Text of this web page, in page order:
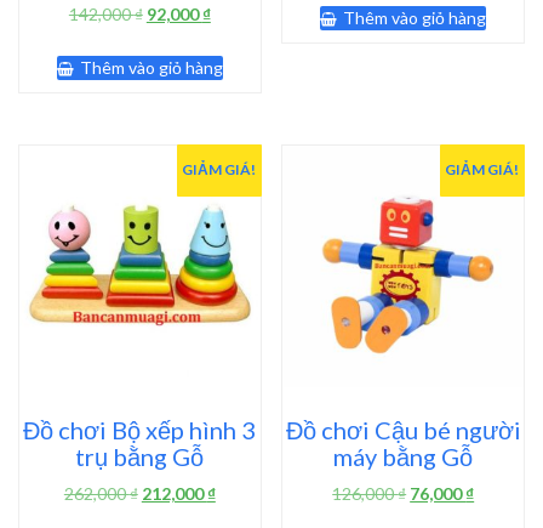
142,000₫ Giá
là:
142,000 ₫.
92,000₫Giá
tại
là:
Thêm vào giỏ hàng
là:
221,000 ₫.
tại
là:
Thêm vào giỏ hàng
GIẢM GIÁ!
Đồ chơi Bộ xếp hình 3
trụ bằng Gỗ
262,000₫ Giá
212,000₫Giá
GIẢM GIÁ!
Đồ chơi Cậu bé người
máy bằng Gỗ
126,000₫ Giá
76,000₫Giá